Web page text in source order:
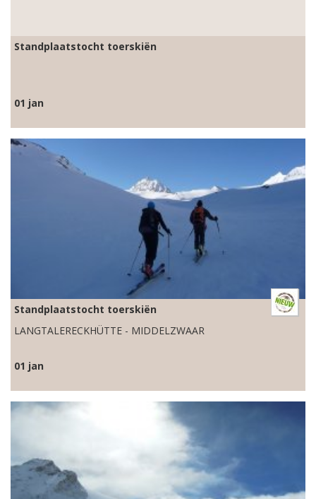
Standplaatstocht toerskiën
01 jan
Standplaatstocht toerskiën
LANGTALERECKHÜTTE - MIDDELZWAAR
01 jan